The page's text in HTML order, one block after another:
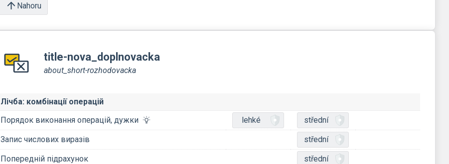
Nahoru
title-nova_doplnovacka
about_short-rozhodovacka
Лічба: комбінації операцій
Порядок виконання операцій, дужки
lehké střední
Запис числових виразів střední
Попередній підрахунок střední